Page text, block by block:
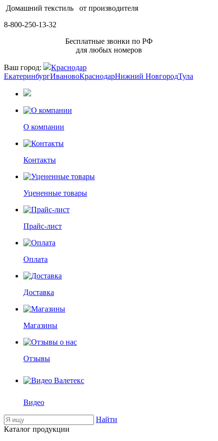
Домашний текстиль от производителя
8-800-250-13-32
Бесплатные звонки по РФ
для любых номеров
Ваш город:
Краснодар
ЕкатеринбургИвановоКраснодарНижний НовгородТула
О компании
Контакты
Уцененные товары
Прайс-лист
Оплата
Доставка
Магазины
Отзывы
Видео
Найти
Каталог продукции